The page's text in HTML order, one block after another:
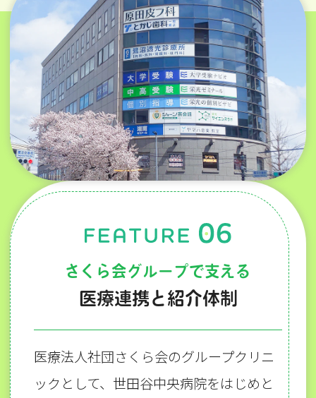
さくら会グループで支える
医療連携と紹介体制
医療法人社団さくら会のグループクリニ
ックとして、世田谷中央病院をはじめと